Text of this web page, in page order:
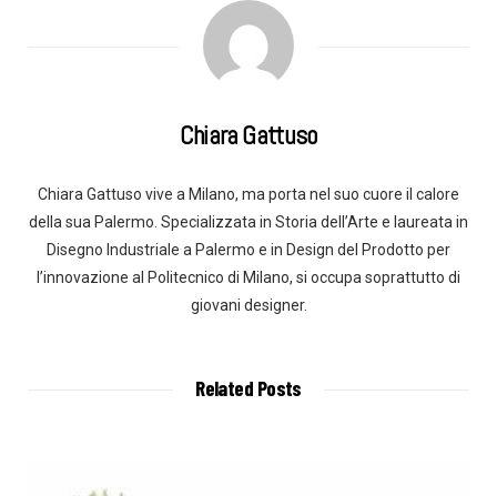
Chiara Gattuso
Chiara Gattuso vive a Milano, ma porta nel suo cuore il calore
della sua Palermo. Specializzata in Storia dell’Arte e laureata in
Disegno Industriale a Palermo e in Design del Prodotto per
l’innovazione al Politecnico di Milano, si occupa soprattutto di
giovani designer.
Related Posts